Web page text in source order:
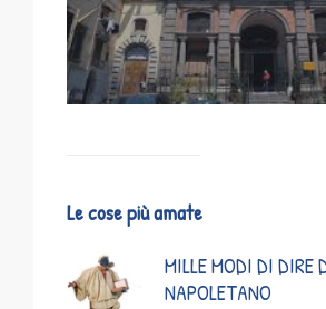
Le cose più amate
MILLE MODI DI DIRE
NAPOLETANO